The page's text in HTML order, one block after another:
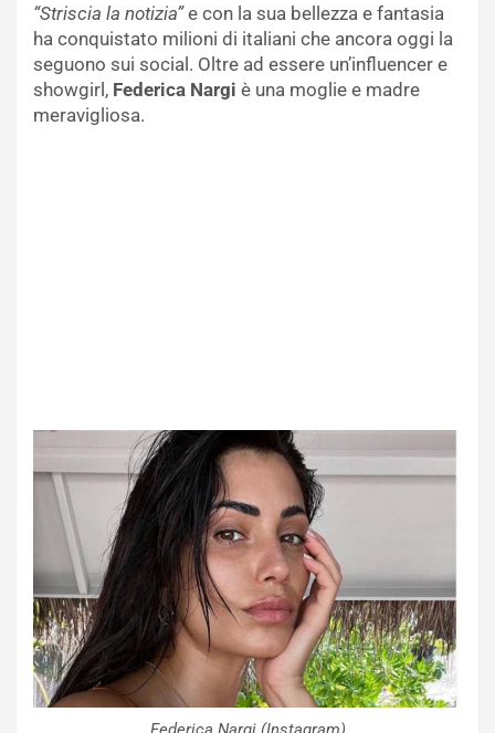
“Striscia la notizia”e con la sua bellezza e fantasia
ha conquistato milioni di italiani che ancora oggi la
seguono sui social. Oltre ad essere un’influencer e
showgirl, Federica Nargi è una moglie e madre
meravigliosa.